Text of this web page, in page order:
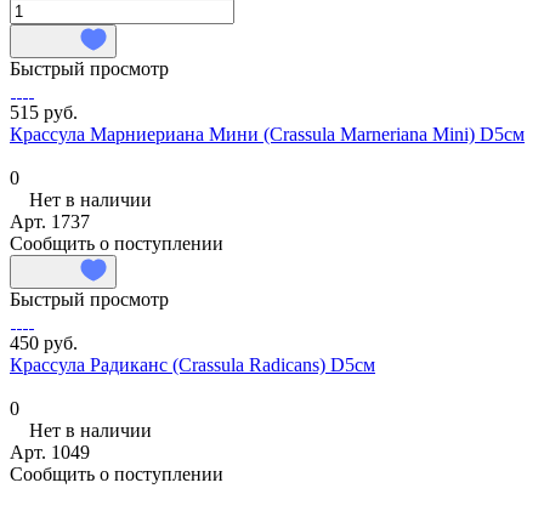
Быстрый просмотр
515 руб.
Крассула Марниериана Мини (Crassula Marneriana Mini) D5см
0
Нет в наличии
Арт. 1737
Сообщить о поступлении
Быстрый просмотр
450 руб.
Крассула Радиканс (Crassula Radicans) D5см
0
Нет в наличии
Арт. 1049
Сообщить о поступлении